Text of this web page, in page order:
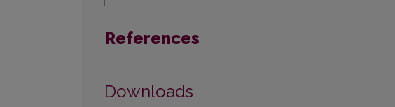
References
Downloads